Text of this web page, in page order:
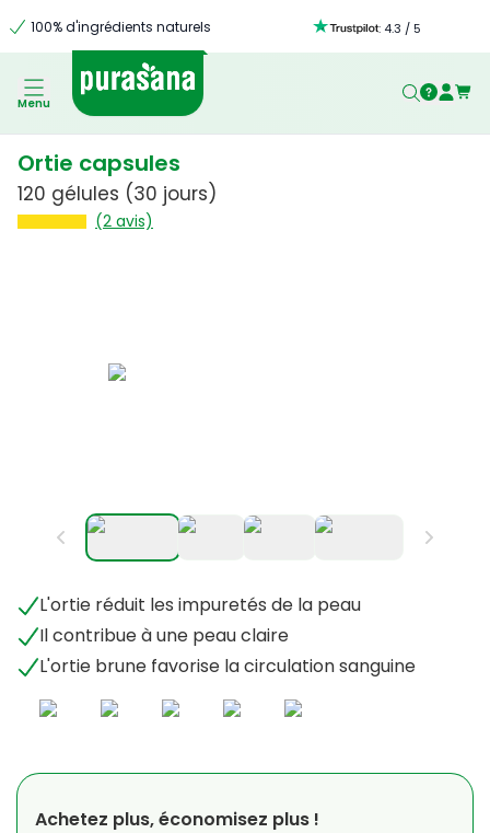
100% d'ingrédients naturels : 4.3 /5
Menu
Ortie capsules
120 gélules (30 jours)
(2 avis)
L'ortie réduit les impuretés de la peau
Il contribue à une peau claire
L'ortie brune favorise la circulation sanguine
Achetez plus, économisez plus !